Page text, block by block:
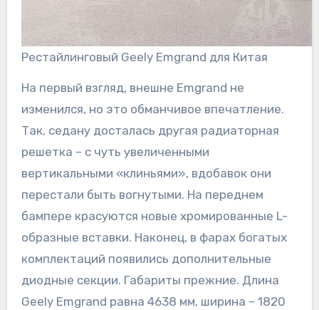
Рестайлинговый Geely Emgrand для Китая
На первый взгляд, внешне Emgrand не
изменился, но это обманчивое впечатление.
Так, седану досталась другая радиаторная
решетка – с чуть увеличенными
вертикальными «клиньями», вдобавок они
перестали быть вогнутыми. На переднем
бампере красуются новые хромированные L-
образные вставки. Наконец, в фарах богатых
комплектаций появились дополнительные
диодные секции. Габариты прежние. Длина
Geely Emgrand равна 4638 мм, ширина – 1820